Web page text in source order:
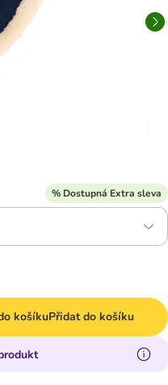
% Dostupná Extra sleva
košíkuPřidat do košíku